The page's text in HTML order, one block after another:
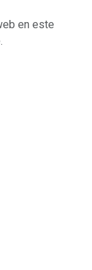
en este